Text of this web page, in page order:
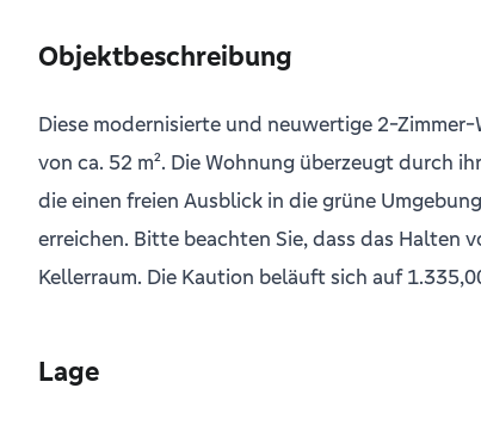
Objektbeschreibung
Diese modernisierte und neuwertige 2-
von ca. 52 m². Die Wohnung überzeugt durch
die einen freien Ausblick in die grüne
erreichen. Bitte beachten Sie, dass das
Kellerraum. Die Kaution beläuft sich auf
Lage